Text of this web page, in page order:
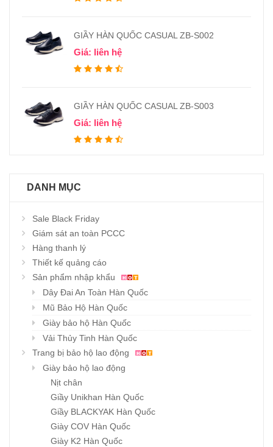
GIẦY HÀN QUỐC CASUAL ZB-S002
Giá: liên hệ
GIẦY HÀN QUỐC CASUAL ZB-S003
Giá: liên hệ
DANH MỤC
Sale Black Friday
Giám sát an toàn PCCC
Hàng thanh lý
Thiết kế quảng cáo
Sản phẩm nhập khẩu
Dây Đai An Toàn Hàn Quốc
Mũ Bảo Hộ Hàn Quốc
Giày bảo hộ Hàn Quốc
Vải Thủy Tinh Hàn Quốc
Trang bị bảo hộ lao động
Giày bảo hộ lao động
Nịt chân
Giầy Unikhan Hàn Quốc
Giầy BLACKYAK Hàn Quốc
Giày COV Hàn Quốc
Giày K2 Hàn Quốc